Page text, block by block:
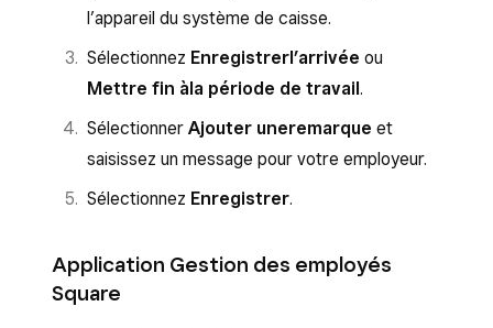
l’appareil du système de caisse.
Sélectionnez Enregistrerl’arrivée ou
Mettre fin àla période de travail.
Sélectionner Ajouter uneremarque et
saisissez un message pour votre employeur.
Sélectionnez Enregistrer.
Application Gestion des employés
Square